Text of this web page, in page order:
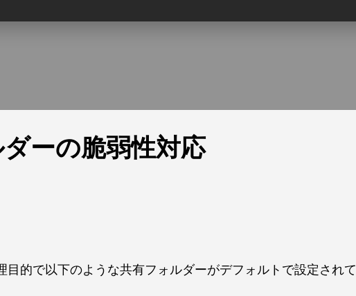
ーの脆弱性対応
目的で以下のような共有フォルダーがデフォルトで設定されて